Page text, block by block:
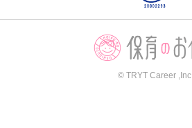
© TRYT Career ,Inc.